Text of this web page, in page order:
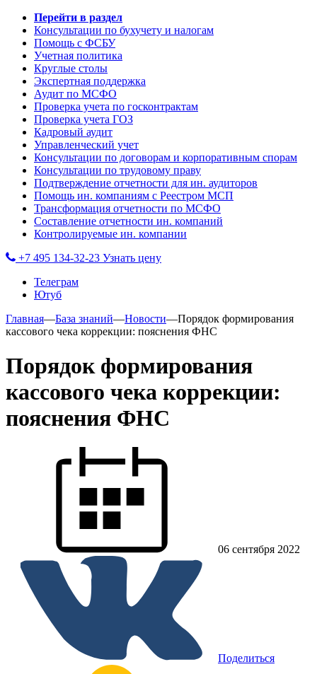
Перейти в раздел
Консультации по бухучету и налогам
Помощь с ФСБУ
Учетная политика
Круглые столы
Экспертная поддержка
Аудит по МСФО
Проверка учета по госконтрактам
Проверка учета ГОЗ
Кадровый аудит
Управленческий учет
Консультации по договорам и корпоративным спорам
Консультации по трудовому праву
Подтверждение отчетности для ин. аудиторов
Помощь ин. компаниям с Реестром МСП
Трансформация отчетности по МСФО
Составление отчетности ин. компаний
Контролируемые ин. компании
+7 495 134-32-23 Узнать цену
Телеграм
Ютуб
Главная—База знаний—Новости—Порядок формирования
кассового чека коррекции: пояснения ФНС
Порядок формирования
кассового чека коррекции:
пояснения ФНС
06 сентября 2022
Поделиться